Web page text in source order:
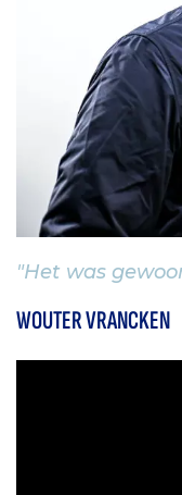
"Het was
WOUTER VRANCKEN